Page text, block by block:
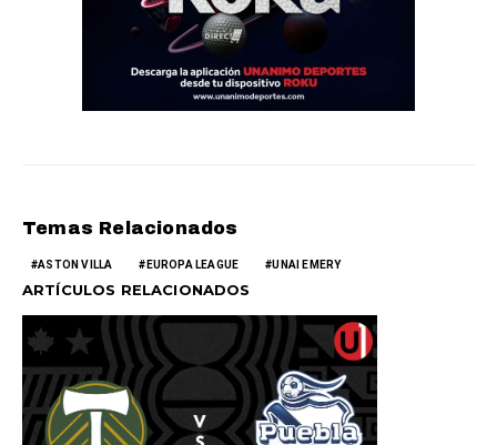
Temas Relacionados
ASTON VILLA EUROPA LEAGUE UNAI EMERY
ARTÍCULOS RELACIONADOS